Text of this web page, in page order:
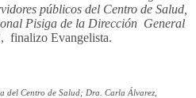
públicos del Centro de Salud,
Pisiga de la Dirección General
, finalizo Evangelista.
del Centro de Salud; Dra. Carla Álvarez,